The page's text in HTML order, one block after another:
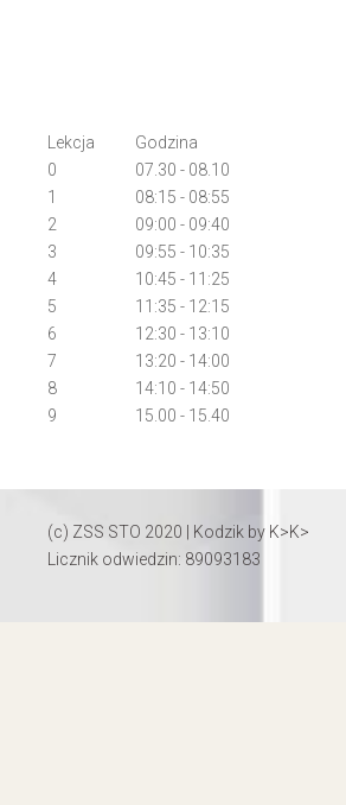
Lekcja
0
1
2
3
4
5
6
7
8
9
Godzina
07.30 - 08.10
08:15 - 08:55
09:00 - 09:40
09:55 - 10:35
10:45 - 11:25
11:35 - 12:15
12:30 - 13:10
13:20 - 14:00
14:10 - 14:50
15.00 - 15.40
(c) ZSS STO 2020 | Kodzik by K>K>
Licznik odwiedzin: 89093183